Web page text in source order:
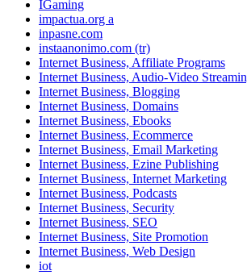
IGaming
impactua.org a
inpasne.com
instaanonimo.com (tr)
Internet Business, Affiliate Programs
Internet Business, Audio-Video
Internet Business, Blogging
Internet Business, Domains
Internet Business, Ebooks
Internet Business, Ecommerce
Internet Business, Email Marketing
Internet Business, Ezine Publishing
Internet Business, Internet Marketing
Internet Business, Podcasts
Internet Business, Security
Internet Business, SEO
Internet Business, Site Promotion
Internet Business, Web Design
iot